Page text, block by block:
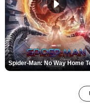
Spider-Man: No Way Home